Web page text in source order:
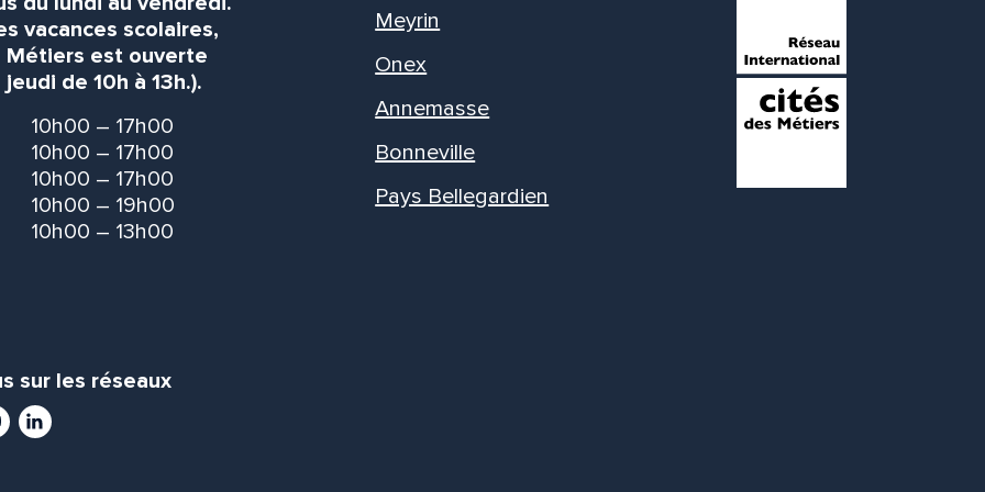
vacances scolaires,
Métiers est ouverte
de 10h à 13h.).
10h00 – 17h00
10h00 – 17h00
10h00 – 17h00
10h00 – 19h00
10h00 – 13h00
sur les réseaux
LinkedIn
Meyrin
Onex
Annemasse
Bonneville
Pays Bellegardien